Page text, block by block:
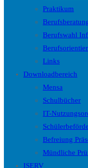
Praktikum
Berufswahl
Links
Downloadbereich
Mensa
Schulbücher
IT-
Befreiung
Mündliche
ISERV